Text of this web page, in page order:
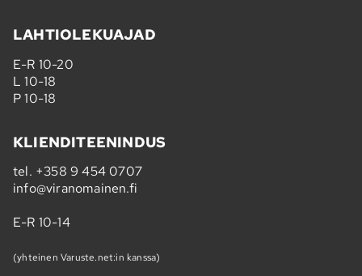
LAHTIOLEKUAJAD
E-R 10-20
L 10-18
P 10-18
KLIENDITEENINDUS
tel. +358 9 454 0707
info@viranomainen.fi
E-R 10-14
(yhteinen Varuste.net:in kanssa)